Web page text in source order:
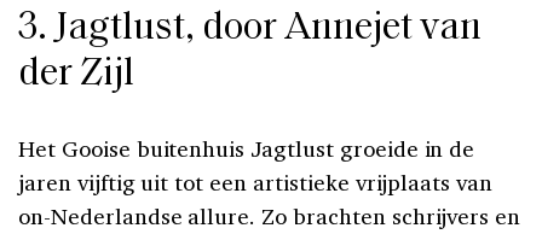
3. Jagtlust, door Annejet van
der Zijl
Het Gooise buitenhuis Jagtlust groeide in de
jaren vijftig uit tot een artistieke vrijplaats van
on-Nederlandse allure. Zo brachten schrijvers en